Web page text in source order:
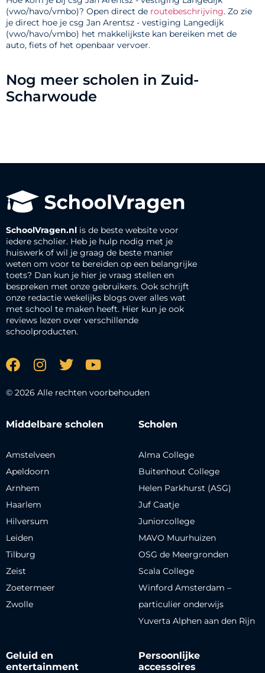
(vwo/havo/vmbo)? Open direct de routebeschrijving. Zo zie
je direct hoe je csg Jan Arentsz - vestiging Langedijk
(vwo/havo/vmbo) het makkelijkste kan bereiken met de
auto, fiets of het openbaar vervoer.
Nog meer scholen in Zuid-
Scharwoude
SchoolVragen.nl is de beste website voor
iedere scholier. Heb je hulp nodig met je
huiswerk of wil je graag de beste manier
weten om voor te bereiden op een belangrijke
toets? Dan kun je hier je vraag stellen en
bespreken met onze gebruikers. Ook schrijft
onze redactie wekelijks blogs over alles wat
met school te maken heeft. Hier kun je ook
reviews lezen over verschillende
schoolproducten.
© 2026 Alle rechten voorbehouden
Middelbare scholen
Amstelveen
Apeldoorn
Arnhem
Haarlem
Hilversum
Leiden
Tilburg
Zeist
Zoetermeer
Zwolle
Scholen
Alma College
Buitenhout College
Helen Parkhurst (ASG)
Juf Caatje
Juniorcollege
MAVO Muurhuizen
OSG de Meergronden
Scala College
Winford Amsterdam –
particulier onderwijs
Yuverta Alphen aan den Rijn
Geluid en
entertainment
Persoonlijke
accessoires